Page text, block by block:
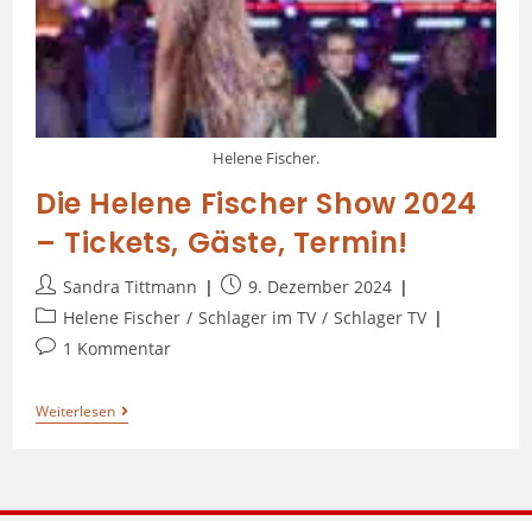
Helene Fischer.
Die Helene Fischer Show 2024
– Tickets, Gäste, Termin!
Sandra Tittmann
9. Dezember 2024
Helene Fischer / Schlager im TV / Schlager TV
1 Kommentar
Weiterlesen